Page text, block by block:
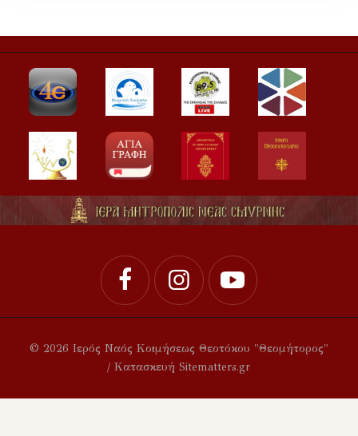
© 2026 Ιερός Ναός Κοιμήσεως Θεοτόκου "Θεομήτορος"
/ Κατασκευή Sitematters.gr